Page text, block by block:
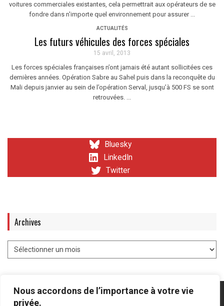
Nous accordons de l’importance à votre vie
privée.
voitures commerciales existantes, cela permettrait aux opérateurs de se
fondre dans n'importe quel environnement pour assurer ...
ACTUALITÉS
Les futurs véhicules des forces spéciales
15 avril, 2013
Les forces spéciales françaises n’ont jamais été autant sollicitées ces
dernières années. Opération Sabre au Sahel puis dans la reconquête du
Mali depuis janvier au sein de l’opération Serval, jusqu’à 500 FS se sont
retrouvées. ...
Bluesky
LinkedIn
Twitter
Archives